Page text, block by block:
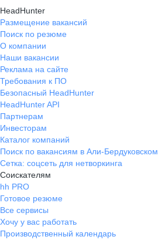
HeadHunter
Размещение вакансий
Поиск по резюме
О компании
Наши вакансии
Реклама на сайте
Требования к ПО
Безопасный HeadHunter
HeadHunter API
Партнерам
Инвесторам
Каталог компаний
Поиск по вакансиям в Али-Бердуковском
Сетка: соцсеть для нетворкинга
Соискателям
hh PRO
Готовое резюме
Все сервисы
Хочу у вас работать
Производственный календарь